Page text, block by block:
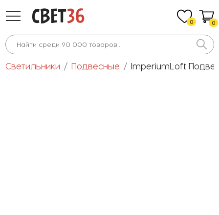
0 0
Светильники Подвесные ImperiumLoft